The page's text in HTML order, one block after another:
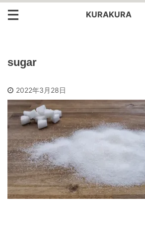
KURAKURA
sugar
2022年3月28日